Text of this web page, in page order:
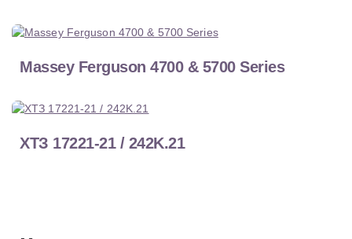
Massey Ferguson 4700 & 5700 Series
ХТЗ 17221-21 / 242K.21